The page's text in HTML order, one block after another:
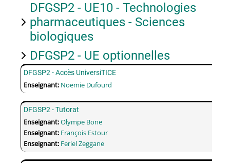
DFGSP2 - UE10 - Technologies
pharmaceutiques - Sciences
biologiques
DFGSP2 - UE optionnelles
DFGSP2 - Accès UniversiTICE
Enseignant: Noemie Dufourd
DFGSP2 - Tutorat
Enseignant:Olympe Bone
Enseignant: François Estour
Enseignant: Feriel Zeggane